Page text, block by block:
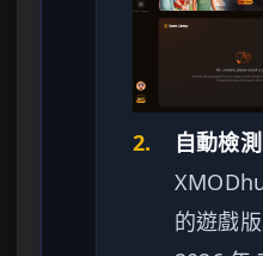
2. 自動檢測
的遊戲